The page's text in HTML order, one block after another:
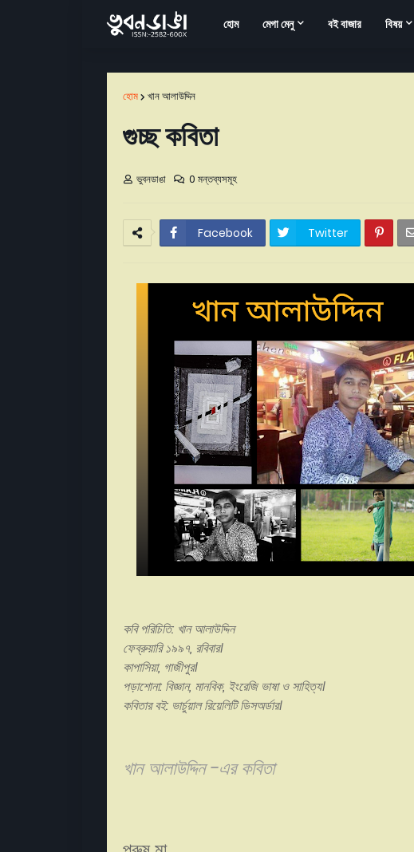
হোম মেগা মেনু বই বাজার বিষয়
হোম খান আলাউদ্দিন
গুচ্ছ কবিতা
ভুবনডাঙা 0 মন্তব্যসমূহ
Facebook Twitter
কবি পরিচিতি: খান
ফেব্রুয়ারি ১৯৯৭,
কাপাসিয়া,
পড়াশোনা: বিজ্ঞান, মানবিক,
কবিতার বই: ভার্চুয়াল রিয়েলিটি
খান আলাউদ্দিন -এর কবিতা